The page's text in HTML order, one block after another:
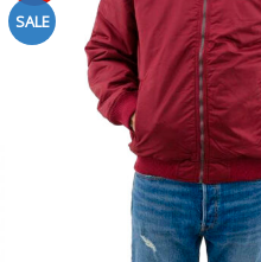
SALE